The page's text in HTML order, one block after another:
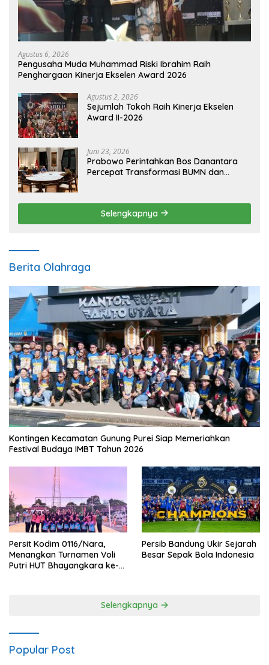
Agustus 6, 2026
Pengusaha Muda Muhammad Riski Ibrahim Raih
Penghargaan Kinerja Ekselen Award 2026
Agustus 2, 2026
Sejumlah Tokoh Raih Kinerja Ekselen
Award II-2026
Juni 23, 2026
Prabowo Perintahkan Bos Danantara
Percepat Transformasi BUMN dan
Selengkapnya
Berita Olahraga
Kontingen Kecamatan Gunung Purei Siap Memeriahkan
Festival Budaya IMBT Tahun 2026
Persit Kodim 0116/Nara,
Menangkan Turnamen Voli
Putri HUT Bhayangkara ke-
Persib Bandung Ukir Sejarah
Besar Sepak Bola Indonesia
Selengkapnya
Popular Post